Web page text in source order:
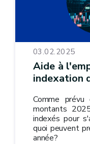
03.02.2025
Aide à
indexation
Comme
montants
indexés pour
quoi peuvent
année?